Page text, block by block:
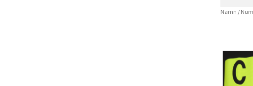
Klassisk
mängd
Namn /